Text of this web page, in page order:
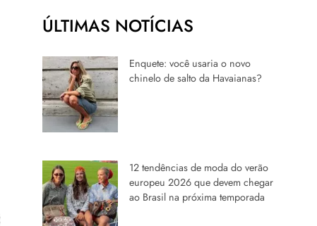
ÚLTIMAS NOTÍCIAS
Enquete: você usaria o novo
chinelo de salto da Havaianas?
12 tendências de moda do verão
europeu 2026 que devem chegar
ao Brasil na próxima temporada